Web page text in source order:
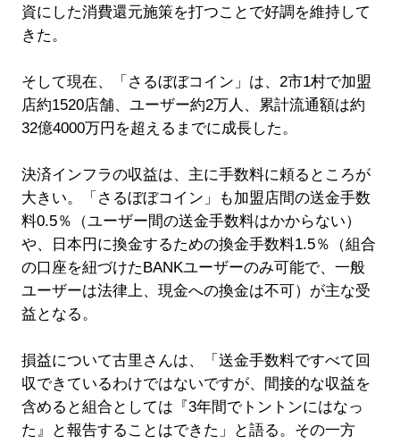
資にした消費還元施策を打つことで好調を維持して
きた。
そして現在、「さるぼぼコイン」は、2市1村で加盟
店約1520店舗、ユーザー約2万人、累計流通額は約
32億4000万円を超えるまでに成長した。
決済インフラの収益は、主に手数料に頼るところが
大きい。「さるぼぼコイン」も加盟店間の送金手数
料0.5％（ユーザー間の送金手数料はかからない）
や、日本円に換金するための換金手数料1.5％（組合
の口座を紐づけたBANKユーザーのみ可能で、一般
ユーザーは法律上、現金への換金は不可）が主な受
益となる。
損益について古里さんは、「送金手数料ですべて回
収できているわけではないですが、間接的な収益を
含めると組合としては『3年間でトントンにはなっ
た』と報告することはできた」と語る。その一方